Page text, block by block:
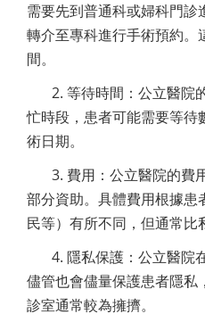
需要先到普通科或婦科門
轉介至專科進行手術預約。
間。
2. 等待時間：公立醫院
忙時段，患者可能需要等
術日期。
3. 費用：公立醫院的費
部分資助。具體費用根據
民等）有所不同，但通常比
4. 隱私保護：公立醫院
儘管也會儘量保護患者隱私
診室通常較為擁擠。